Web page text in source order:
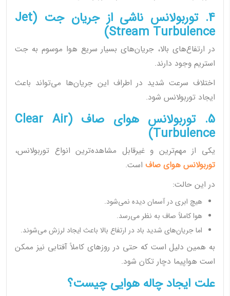
4. توربولانس ناشی از جریان جت (Jet
Stream Turbulence)
در ارتفاع‌های بالا، جریان‌های بسیار سریع هوا موسوم به جت
استریم وجود دارند.
اختلاف سرعت شدید در اطراف این جریان‌ها می‌تواند باعث
ایجاد توربولانس شود.
5. توربولانس هوای صاف (Clear Air
Turbulence)
یکی از مهم‌ترین و غیرقابل مشاهده‌ترین انواع توربولانس،
توربولانس هوای صاف است.
در این حالت:
هیچ ابری در آسمان دیده نمی‌شود.
هوا کاملاً صاف به نظر می‌رسد.
اما جریان‌های شدید باد در ارتفاع بالا باعث ایجاد لرزش می‌شوند.
به همین دلیل است که حتی در روزهای کاملاً آفتابی نیز ممکن
است هواپیما دچار تکان شود.
علت ایجاد چاله هوایی چیست؟